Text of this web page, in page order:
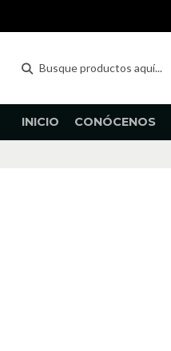
INICIO CONÓCENOS